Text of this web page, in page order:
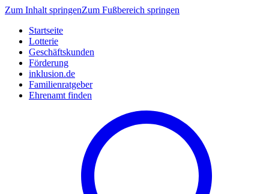
Zum Inhalt springenZum Fußbereich springen
Startseite
Lotterie
Geschäftskunden
Förderung
inklusion.de
Familienratgeber
Ehrenamt finden